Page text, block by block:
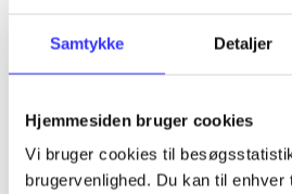
Samtykke Detaljer
Hjemmesiden bruger cookies
Vi bruger cookies til
brugervenlighed. Du kan til
Nyhed
lorem ipsum dolor sit amet ...
lorem ipsum dolor sit amet ...
lorem ipsum dolor sit amet ...